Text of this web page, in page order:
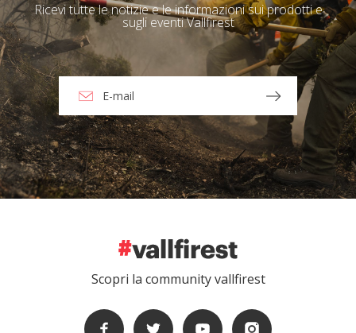
Ricevi tutte le notizie e le informazioni sui prodotti e
sugli eventi Vallfirest
Scopri la community vallfirest